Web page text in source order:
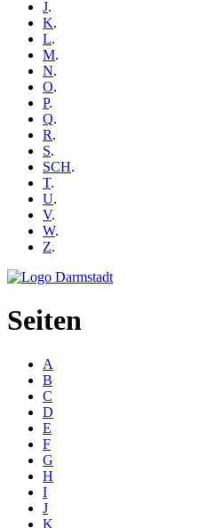
J.
K.
L.
M.
N.
O.
P.
Q.
R.
S.
SCH.
T.
U.
V.
W.
Z.
Seiten
A
B
C
D
E
F
G
H
I
J
K